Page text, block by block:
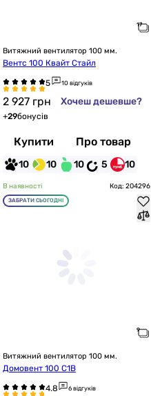
Витяжний вентилятор 100 мм.
Вентс 100 Квайт Стайл
10 відгуків
2 927 грн Хочеш дешевше?
+29бонусів
Купити Про товар
10 10 10 5 10
В наявності Код: 204296
ЗАБРАТИ СЬОГОДНІ
Витяжний вентилятор 100 мм.
Домовент 100 С1В
6 відгуків